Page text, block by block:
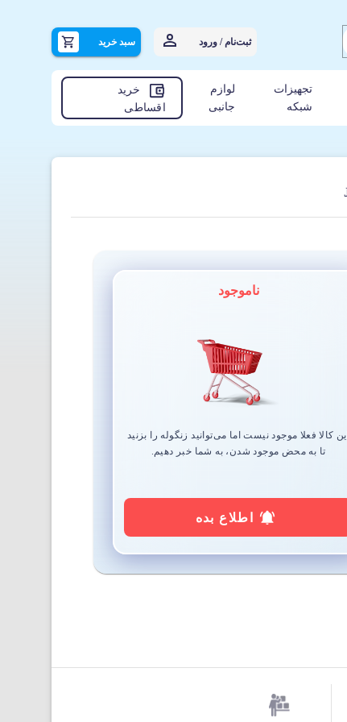
ثبت‌نام / ورود سبد خرید
تجهیزات
شبکه
لوازم
جانبی
خرید
اقساطی
ناموجود
این کالا فعلا موجود نیست اما می‌توانید زنگوله را بزنید
تا به محض موجود شدن، به شما خبر دهیم.
اطلاع بده